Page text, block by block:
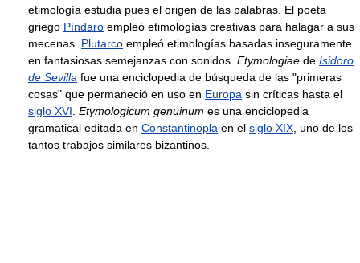
etimología estudia pues el origen de las palabras. El poeta
griego Píndaro empleó etimologías creativas para halagar a sus
mecenas. Plutarco empleó etimologías basadas inseguramente
en fantasiosas semejanzas con sonidos. Etymologiae de Isidoro
de Sevilla fue una enciclopedia de búsqueda de las "primeras
cosas" que permaneció en uso en Europa sin críticas hasta el
siglo XVI Etymologicum genuinum es una enciclopedia
gramatical editada en Constantinopla en el siglo XIX , uno de los
tantos trabajos similares bizantinos.